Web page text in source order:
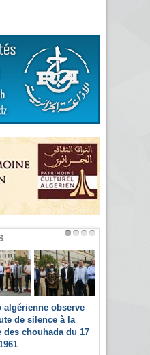
algérienne observe
de silence à la
des chouhada du 17